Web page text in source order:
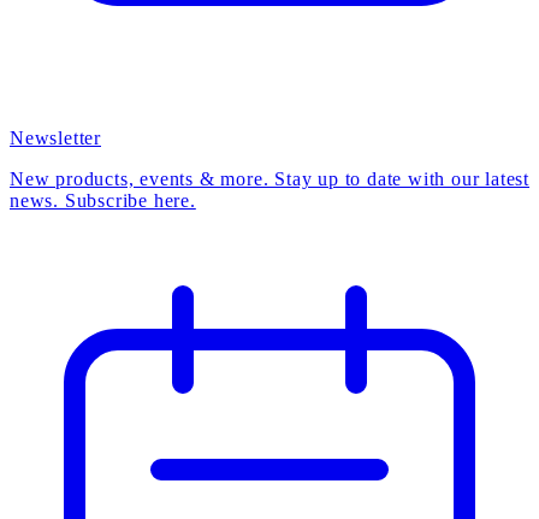
Newsletter
New products, events & more. Stay up to date with our latest
news. Subscribe here.